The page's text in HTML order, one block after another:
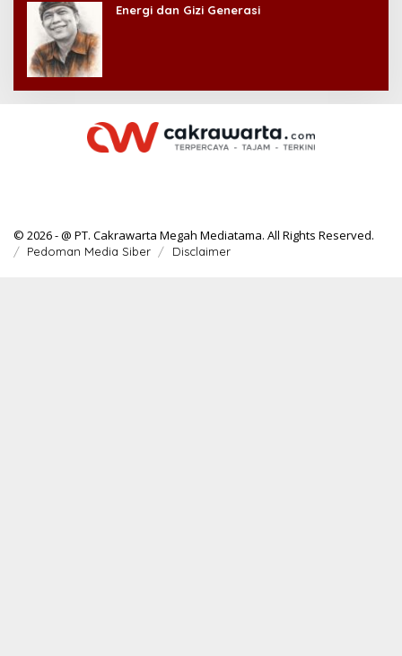
Energi dan Gizi Generasi
© 2026 - @ PT. Cakrawarta Megah Mediatama. All Rights Reserved.
Pedoman Media Siber Disclaimer